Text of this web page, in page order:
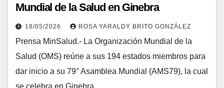
Mundial de la Salud en Ginebra
18/05/2026 ROSA YARALDY BRITO GONZÁLEZ
Prensa MinSalud.- La Organización Mundial de la
Salud (OMS) reúne a sus 194 estados miembros para
dar inicio a su 79° Asamblea Mundial (AMS79), la cual
se celebra en Ginebra,…